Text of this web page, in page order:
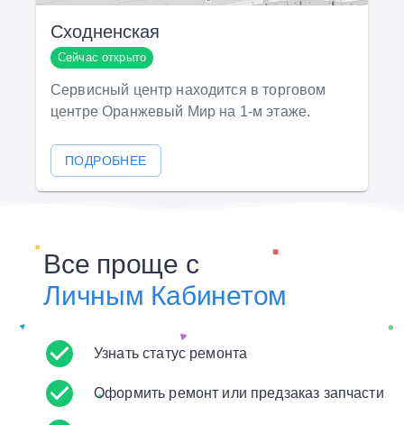
Сходненская
Сейчас открыто
Сервисный центр находится в торговом
центре Оранжевый Мир на 1-м этаже.
ПОДРОБНЕЕ
Все проще с
Личным Кабинетом
Узнать статус ремонта
Оформить ремонт или предзаказ запчасти